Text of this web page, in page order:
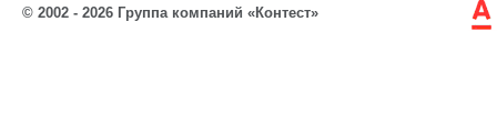
© 2002 - 2026 Группа компаний «Контест»